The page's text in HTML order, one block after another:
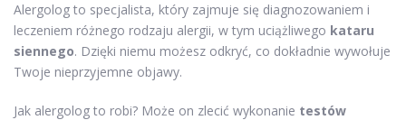
Alergolog to specjalista, który zajmuje się diagnozowaniem i
leczeniem różnego rodzaju alergii, w tym uciążliwego kataru
siennego. Dzięki niemu możesz odkryć, co dokładnie wywołuje
Twoje nieprzyjemne objawy.
Jak alergolog to robi? Może on zlecić wykonanie testów